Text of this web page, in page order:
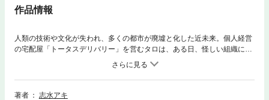
作品情報
人類の技術や文化が失われ、多くの都市が廃墟と化した近未来。個人経営
の宅配屋「トータスデリバリー」を営むタロは、ある日、怪しい組織に追
われる謎の美女・イオと出会い、ひょんなことから、危険都市・新宿の地
下にいるという「ミノタウロス」の許まで運ぶことになってしまう。荷物
は美少女、向かうは廃墟！ 運び屋・タロの大冒険が始まる！！
著者
志水アキ